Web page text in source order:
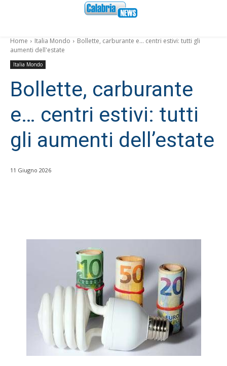
Home Italia Mondo
Bollette, carburante e... centri estivi: tutti gli
aumenti dell'estate
Italia Mondo
Bollette, carburante
e… centri estivi: tutti
gli aumenti dell’estate
11 Giugno 2026